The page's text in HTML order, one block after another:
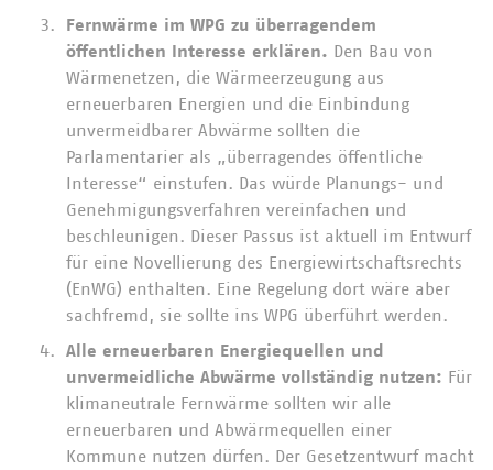
Fernwärme im WPG zu überragendem
öffentlichen Interesse erklären. Den Bau von
Wärmenetzen, die Wärmeerzeugung aus
erneuerbaren Energien und die Einbindung
unvermeidbarer Abwärme sollten die
Parlamentarier als „überragendes öffentliche
Interesse“ einstufen. Das würde Planungs- und
Genehmigungsverfahren vereinfachen und
beschleunigen. Dieser Passus ist aktuell im Entwurf
für eine Novellierung des Energiewirtschaftsrechts
(EnWG) enthalten. Eine Regelung dort wäre aber
sachfremd, sie sollte ins WPG überführt werden.
Alle erneuerbaren Energiequellen und
unvermeidliche Abwärme vollständig nutzen: Für
klimaneutrale Fernwärme sollten wir alle
erneuerbaren und Abwärmequellen einer
Kommune nutzen dürfen. Der Gesetzentwurf macht